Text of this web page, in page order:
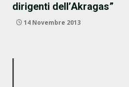
dirigenti dell’Akragas”
14 Novembre 2013